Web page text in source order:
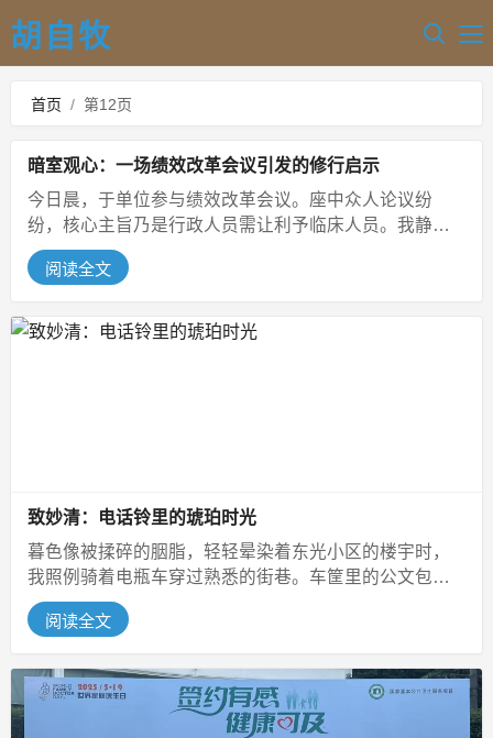
胡自牧
首页 / 第12页
暗室观心：一场绩效改革会议引发的修行启示
今日晨，于单位参与绩效改革会议。座中众人论议纷
纷，核心主旨乃是行政人员需让利予临床人员。我静坐
聆听，未多置喙，思绪却不由自主地飘...
阅读全文
致妙清：电话铃里的琥珀时光
暮色像被揉碎的胭脂，轻轻晕染着东光小区的楼宇时，
我照例骑着电瓶车穿过熟悉的街巷。车筐里的公文包随
着颠簸轻晃，仿佛在应和着归家的雀...
阅读全文